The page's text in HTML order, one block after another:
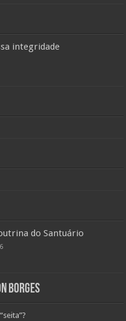
integridade
do Santuário
Borges